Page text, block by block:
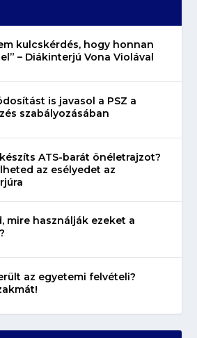
kulcskérdés, hogy honnan
– Diákinterjú Vona Violával
is javasol a PSZ a
szabályozásában
ATS-barát önéletrajzot?
az esélyedet az
mire használják ezeket a
az egyetemi felvételi?